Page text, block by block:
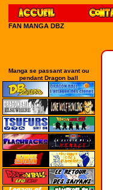
FAN MANGA DBZ
Manga se passant avant ou
pendant Dragon ball